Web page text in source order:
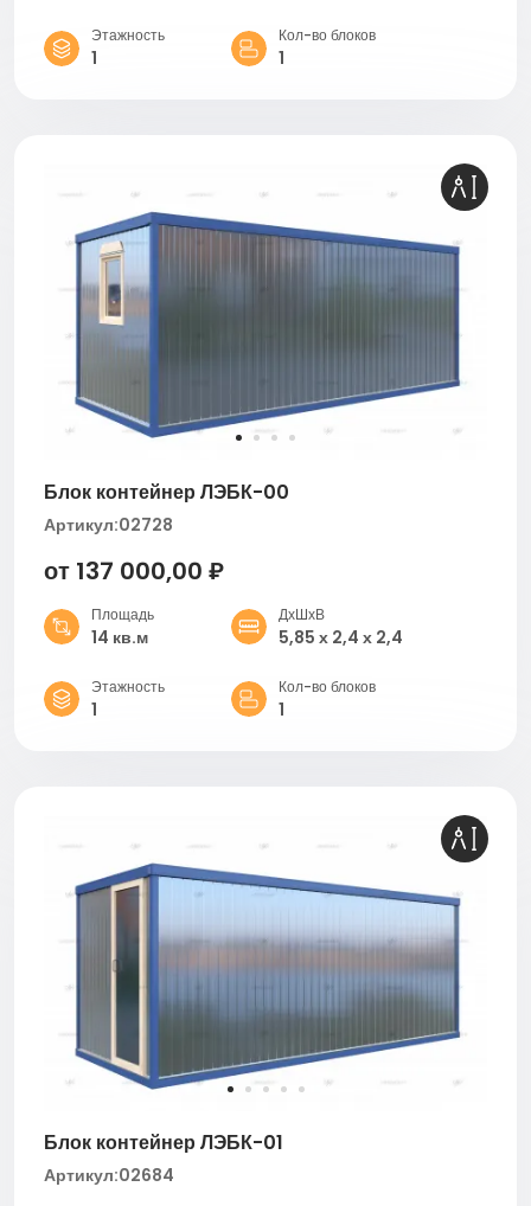
Этажность
1
Кол-во блоков
1
Блок контейнер ЛЭБК-00
Артикул:02728
от 137 000,00 ₽
Площадь
14 кв.м
ДхШхВ
5,85 х 2,4 х 2,4
Этажность
1
Кол-во блоков
1
Блок контейнер ЛЭБК-01
Артикул:02684